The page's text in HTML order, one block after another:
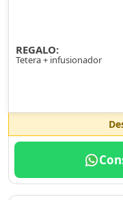
REGALO:
Tetera + infusionador